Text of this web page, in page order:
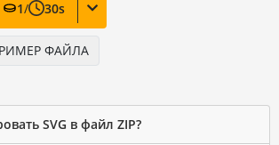
1/ 30s
ФАЙЛА
SVG в файл ZIP?